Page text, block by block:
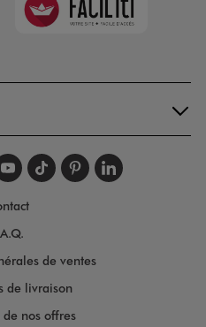
sur
nous sur
nous sur
Suivez-nous
Suivez-nous
Suivez-
de ventes
de livraison
nos offres